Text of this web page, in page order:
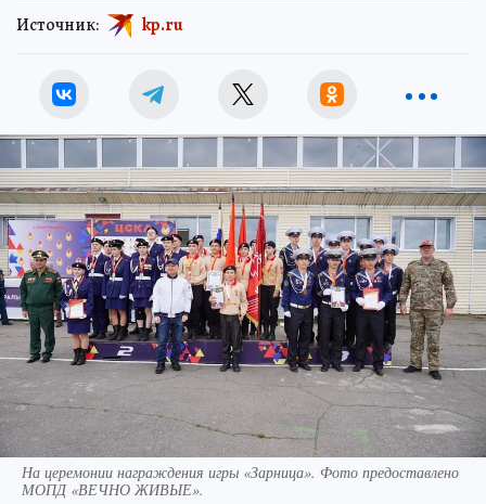
Источник: kp.ru
На церемонии награждения игры «Зарница». Фото предоставлено
МОПД «ВЕЧНО ЖИВЫЕ».